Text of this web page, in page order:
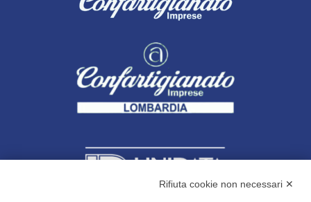
Rifiuta cookie non necessari ✕